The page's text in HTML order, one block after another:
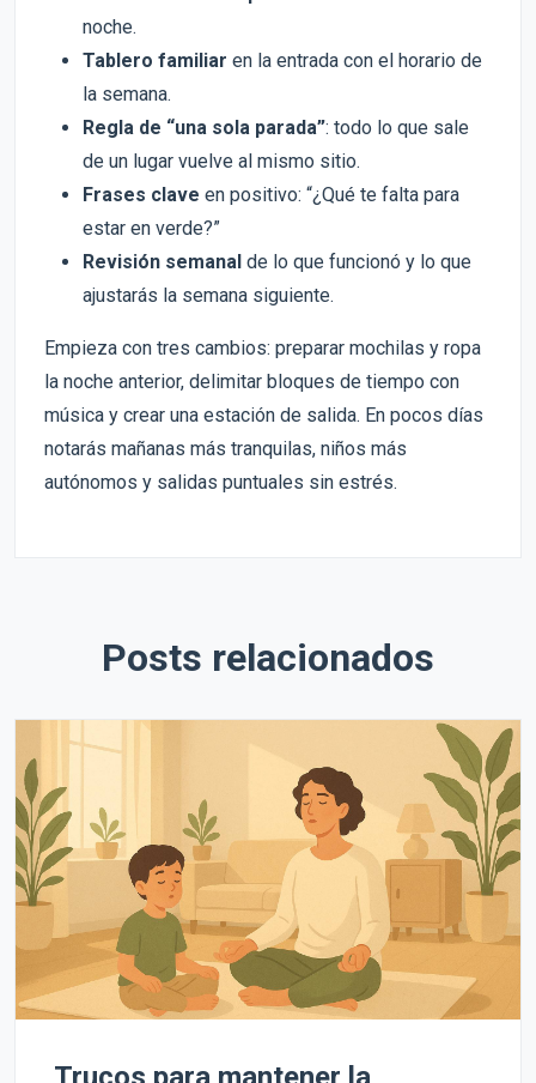
noche.
Tablero familiar en la entrada con el horario de
la semana.
Regla de “una sola parada”: todo lo que sale
de un lugar vuelve al mismo sitio.
Frases clave en positivo: “¿Qué te falta para
estar en verde?”
Revisión semanal de lo que funcionó y lo que
ajustarás la semana siguiente.
Empieza con tres cambios: preparar mochilas y ropa
la noche anterior, delimitar bloques de tiempo con
música y crear una estación de salida. En pocos días
notarás mañanas más tranquilas, niños más
autónomos y salidas puntuales sin estrés.
Posts relacionados